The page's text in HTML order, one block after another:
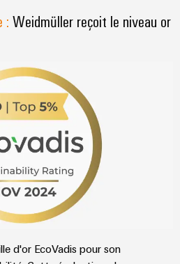
: Weidmüller reçoit le niveau or
d'or EcoVadis pour son